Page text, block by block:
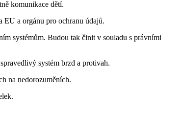
komunikace dětí.
EU a orgánu pro ochranu údajů.
systémům. Budou tak činit v souladu s právními
systém brzd a protivah.
na nedorozuměních.